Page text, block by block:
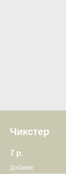
Чикстер
7 р.
Добавки